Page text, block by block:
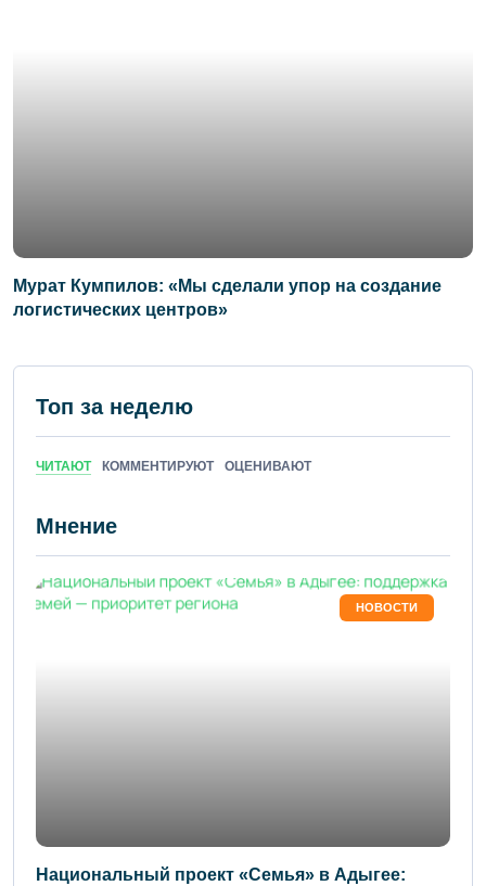
Мурат Кумпилов: «Мы сделали упор на создание
логистических центров»
Топ за неделю
ЧИТАЮТ КОММЕНТИРУЮТ ОЦЕНИВАЮТ
Мнение
НОВОСТИ
Национальный проект «Семья» в Адыгее: